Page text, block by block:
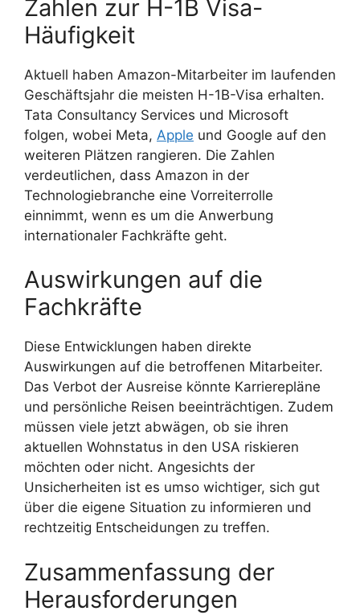
Zahlen zur H-1B Visa-
Häufigkeit
Aktuell haben Amazon-Mitarbeiter im laufenden
Geschäftsjahr die meisten H-1B-Visa erhalten.
Tata Consultancy Services und Microsoft
folgen, wobei Meta, Apple und Google auf den
weiteren Plätzen rangieren. Die Zahlen
verdeutlichen, dass Amazon in der
Technologiebranche eine Vorreiterrolle
einnimmt, wenn es um die Anwerbung
internationaler Fachkräfte geht.
Auswirkungen auf die
Fachkräfte
Diese Entwicklungen haben direkte
Auswirkungen auf die betroffenen Mitarbeiter.
Das Verbot der Ausreise könnte Karrierepläne
und persönliche Reisen beeinträchtigen. Zudem
müssen viele jetzt abwägen, ob sie ihren
aktuellen Wohnstatus in den USA riskieren
möchten oder nicht. Angesichts der
Unsicherheiten ist es umso wichtiger, sich gut
über die eigene Situation zu informieren und
rechtzeitig Entscheidungen zu treffen.
Zusammenfassung der
Herausforderungen